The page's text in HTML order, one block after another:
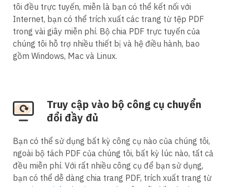
tôi đều trực tuyến, miễn là bạn có thể kết nối với
Internet, bạn có thể trích xuất các trang từ tệp PDF
trong vài giây miễn phí. Bộ chia PDF trực tuyến của
chúng tôi hỗ trợ nhiều thiết bị và hệ điều hành, bao
gồm Windows, Mac và Linux.
Truy cập vào bộ công cụ chuyển
đổi đầy đủ
Bạn có thể sử dụng bất kỳ công cụ nào của chúng tôi,
ngoài bộ tách PDF của chúng tôi, bất kỳ lúc nào, tất cả
đều miễn phí. Với rất nhiều công cụ để bạn sử dụng,
bạn có thể dễ dàng chia trang PDF, trích xuất trang từ